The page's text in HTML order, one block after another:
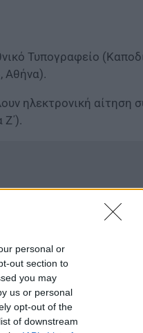
personal or
out section to
you may
us or personal
opt-out of the
of downstream
Τυπογραφείο
Αθήνα).
ηλεκτρονική αίτηση